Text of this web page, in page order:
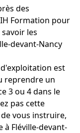
des
Formation pour
les
devant-Nancy
est
reprendre un
3 ou 4 dans le
pas cette
vous instruire,
à Fléville-devant-